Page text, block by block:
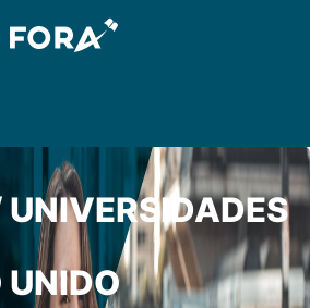
UNIVERSIDADES
UNIDO